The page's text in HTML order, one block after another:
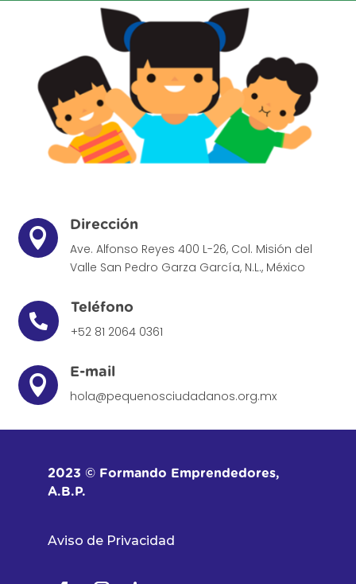

Dirección
Ave. Alfonso Reyes 400 L-26, Col. Misión del
Valle San Pedro Garza García, N.L., México

Teléfono
+52 81 2064 0361

E-mail
hola@pequenosciudadanos.org.mx
2023 © Formando Emprendedores,
A.B.P.
Aviso de Privacidad